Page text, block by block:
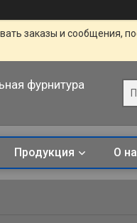
заказы и сообщения,
фурнитура
Продукция О